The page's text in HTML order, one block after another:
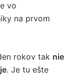
vo
na prvom
rokov tak nie
. Je tu ešte